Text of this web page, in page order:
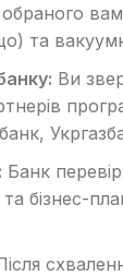
та
Ви
Банк
та бізнес-